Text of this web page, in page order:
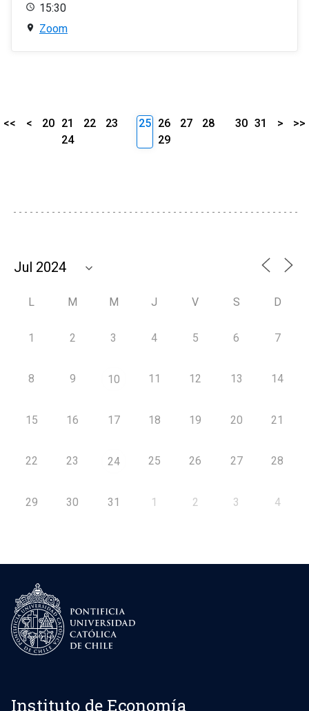
15:30
Zoom
<< < 20 21 22
23
24
25 26 27
28
29
30 31 > >>
L M M J V S D
1 2 3 4 5 6 7
8 9 10 11 12 13 14
15 16 17 18 19 20 21
22 23 24 25 26 27 28
29 30 31 1 2 3 4
Instituto de Economía